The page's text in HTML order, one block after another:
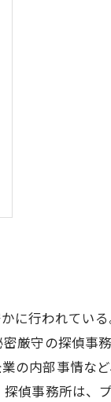
に行われてい
厳守の探偵事
の内部事情な
偵事務所は、